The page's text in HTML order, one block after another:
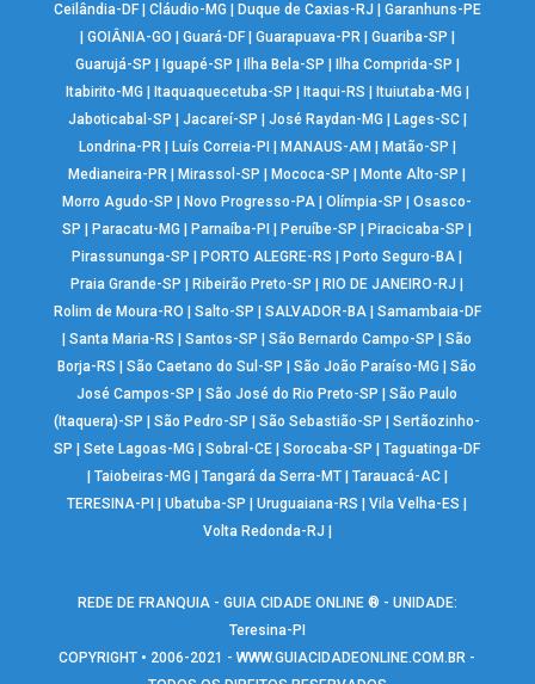
Ceilândia-DF| Cláudio-MG Duque de Caxias-RJ
Garanhuns-PE
GOIÂNIA-GO Guará-DF| Guarapuava-PR| Guariba-SP
Guarujá-SP
Iguapé-SP Ilha Bela-SP Ilha Comprida-SP
Itabirito-MG
Itaquaquecetuba-SP Itaqui-RS Ituiutaba-MG
Jaboticabal-SP
Jacareí-SP José Raydan-MG Lages-SC|
Londrina-PR| Luís Correia-PI MANAUS-AM Matão-SP
Medianeira-PR
Mirassol-SP Mococa-SP Monte Alto-SP
Morro Agudo-SP
Novo Progresso-PA |Olímpia-SP |Osasco-
SP
Paracatu-MG Parnaíba-PI Peruíbe-SP Piracicaba-SP
Pirassununga-SP
PORTO ALEGRE-RS Porto Seguro-BA
Praia Grande-SP
Ribeirão Preto-SP RIO DE JANEIRO-RJ
Rolim de Moura-RO
Salto-SP SALVADOR-BA| Samambaia-DF
|Santa Maria-RS |Santos-SP |São Bernardo Campo-SP |São
Borja-RS
|São Caetano do Sul-SP |São João Paraíso-MG |São
José Campos-SP
|São José do Rio Preto-SP |São Paulo
(Itaquera)-SP
|São Pedro-SP |São Sebastião-SP |Sertãozinho-
SP
|Sete Lagoas-MG |Sobral-CE |Sorocaba-SP |Taguatinga-DF
Taiobeiras-MG Tangará da Serra-MT| Tarauacá-AC|
TERESINA-PI
|Ubatuba-SP |Uruguaiana-RS |Vila Velha-ES
Volta Redonda-RJ
REDE DE FRANQUIA - GUIA CIDADE ONLINE ® - UNIDADE:
Teresina-PI
COPYRIGHT • 2006-2021 -WWW.GUIACIDADEONLINE.COM.BR -